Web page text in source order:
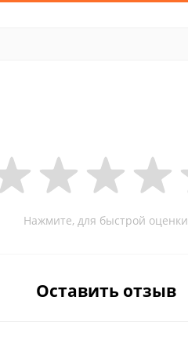
Нажмите, для быстрой оценки
Оставить отзыв